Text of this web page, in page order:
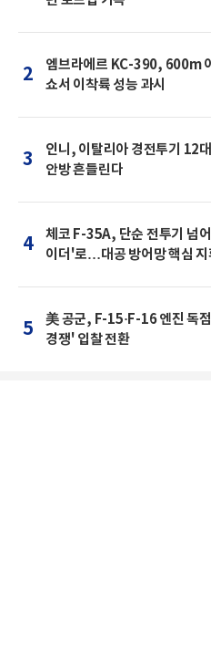
2
엠브라에르 KC-390, 600m
쇼서 이착륙 성능 과시
3
인니, 이탈리아 경전투기 12
안방 흔들린다
4
체코 F-35A, 단순 전투기 넘
이더'로…대공 방어망 핵심 지
5
美 공군, F-15·F-16 엔진 독
경쟁' 입찰 전환